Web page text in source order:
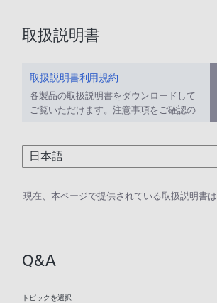
取扱説明書
取扱説明書利用規約
各製品の取扱説明書をダウンロードして
ご覧いただけます。注意事項をご確認の
現在、本ページで提供されている取扱説明書は
Q&A
トピックを選択